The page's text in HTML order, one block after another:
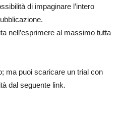
di impaginare l’intero
nell’esprimere al massimo tutta
ma puoi scaricare un trial con
dal seguente link.